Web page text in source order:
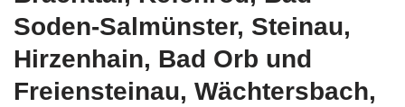
Soden-Salmünster, Steinau,
Hirzenhain, Bad Orb und
Freiensteinau, Wächtersbach,